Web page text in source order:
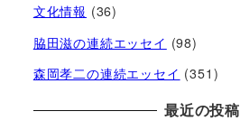
文化情報 (36)
脇田滋の連続エッセイ (98)
森岡孝二の連続エッセイ (351)
最近の投稿